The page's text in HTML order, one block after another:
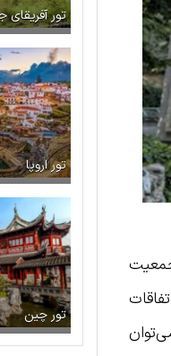
شهرهای پرجمعیت
تور آفریقای
تور اروپا
تور چین